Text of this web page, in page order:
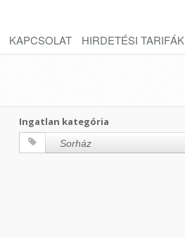
KAPCSOLAT HIRDETÉSI TARIFÁK
Ingatlan kategória
Sorház